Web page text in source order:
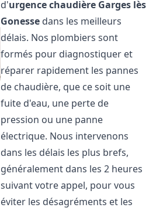
d'urgence chaudière Garges lès
Gonesse dans les meilleurs
délais. Nos plombiers sont
formés pour diagnostiquer et
réparer rapidement les pannes
de chaudière, que ce soit une
fuite d'eau, une perte de
pression ou une panne
électrique. Nous intervenons
dans les délais les plus brefs,
généralement dans les 2 heures
suivant votre appel, pour vous
éviter les désagréments et les